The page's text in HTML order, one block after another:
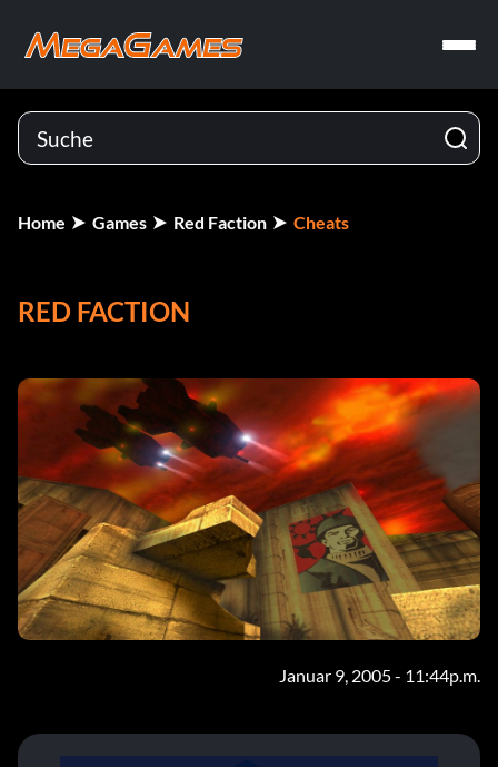
Home Games Red Faction Cheats
RED FACTION
Januar 9, 2005 - 11:44p.m.